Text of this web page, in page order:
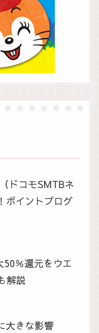
ドコモSMTBネ
ポイントプログ
50％還元をウエ
解説
大きな影響